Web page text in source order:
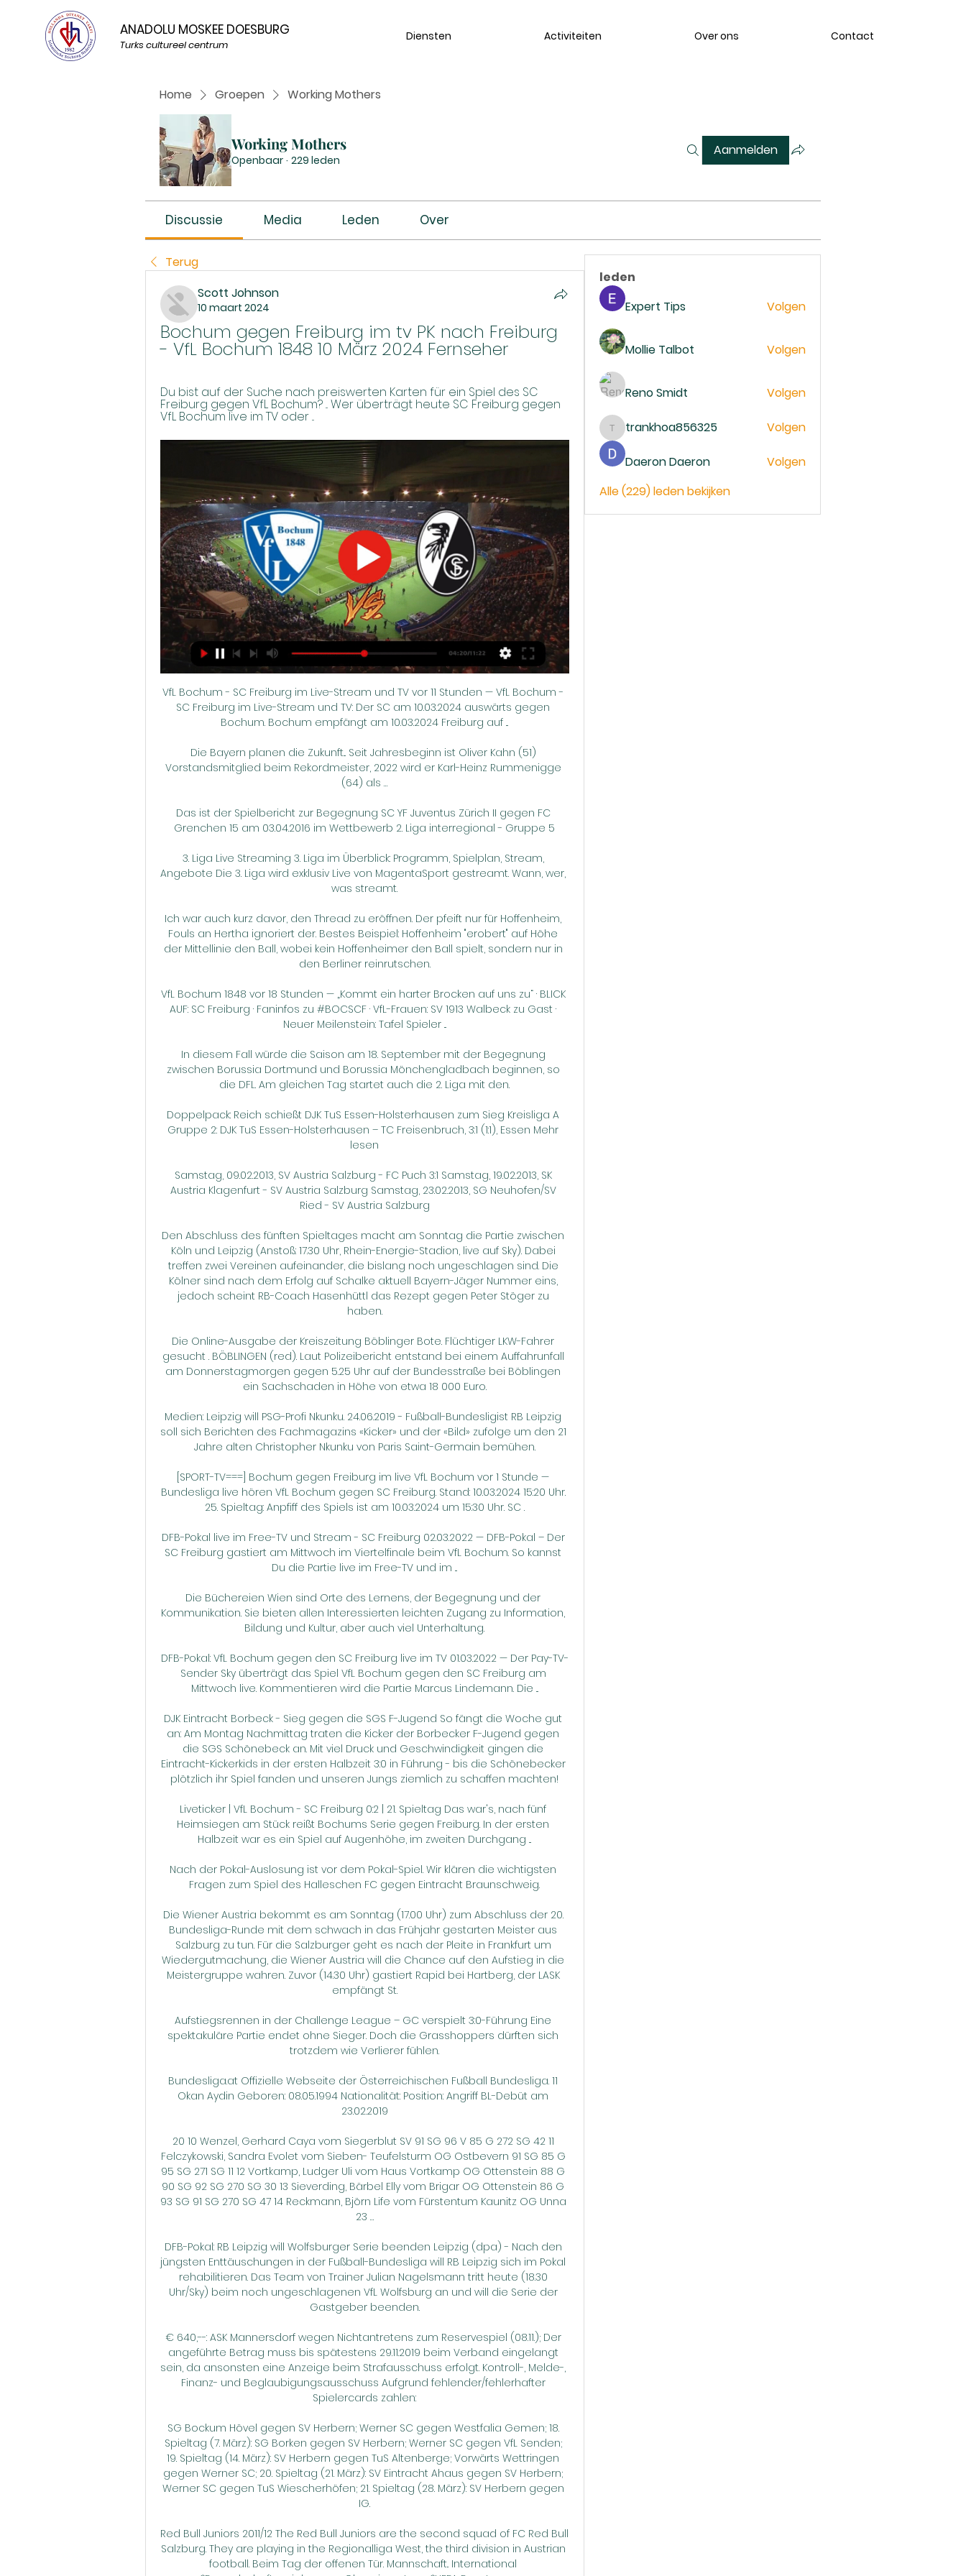
ANADOLU MOSKEE DOESBURG
Turks cultureel centrum
Diensten Activiteiten Over ons Contact
Home Groepen Working Mothers
Working Mothers
Openbaar · 229 leden
Aanmelden
Discussie Media Leden Over
Terug
Scott Johnson
10 maart 2024
Bochum gegen Freiburg im tv PK nach Freiburg
- VfL Bochum 1848 10 März 2024 Fernseher
Du bist auf der Suche nach preiswerten Karten für ein Spiel des SC
Freiburg gegen VfL Bochum? ... Wer überträgt heute SC Freiburg gegen
VfL Bochum live im TV oder ...
VfL Bochum - SC Freiburg im Live-Stream und TV vor 11 Stunden — VfL Bochum -
SC Freiburg im Live-Stream und TV: Der SC am 10.03.2024 auswärts gegen
Bochum. Bochum empfängt am 10.03.2024 Freiburg auf ...
Die Bayern planen die Zukunft... Seit Jahresbeginn ist Oliver Kahn (51)
Vorstandsmitglied beim Rekordmeister, 2022 wird er Karl-Heinz Rummenigge
(64) als …
Das ist der Spielbericht zur Begegnung SC YF Juventus Zürich II gegen FC
Grenchen 15 am 03.04.2016 im Wettbewerb 2. Liga interregional - Gruppe 5
3. Liga Live Streaming 3. Liga im Überblick: Programm, Spielplan, Stream,
Angebote Die 3. Liga wird exklusiv Live von MagentaSport gestreamt. Wann, wer,
was streamt.
Ich war auch kurz davor, den Thread zu eröffnen. Der pfeift nur für Hoffenheim,
Fouls an Hertha ignoriert der. Bestes Beispiel: Hoffenheim "erobert" auf Höhe
der Mittellinie den Ball, wobei kein Hoffenheimer den Ball spielt, sondern nur in
den Berliner reinrutschen.
VfL Bochum 1848 vor 18 Stunden — „Kommt ein harter Brocken auf uns zu“ · BLICK
AUF: SC Freiburg · Faninfos zu #BOCSCF · VfL-Frauen: SV 1913 Walbeck zu Gast ·
Neuer Meilenstein: Tafel Spieler ...
In diesem Fall würde die Saison am 18. September mit der Begegnung
zwischen Borussia Dortmund und Borussia Mönchengladbach beginnen, so
die DFL. Am gleichen Tag startet auch die 2. Liga mit den.
Doppelpack: Reich schießt DJK TuS Essen-Holsterhausen zum Sieg Kreisliga A
Gruppe 2: DJK TuS Essen-Holsterhausen – TC Freisenbruch, 3:1 (1:1), Essen Mehr
lesen
Samstag, 09.02.2013, SV Austria Salzburg - FC Puch 3:1 Samstag, 19.02.2013, SK
Austria Klagenfurt - SV Austria Salzburg Samstag, 23.02.2013, SG Neuhofen/SV
Ried - SV Austria Salzburg
Den Abschluss des fünften Spieltages macht am Sonntag die Partie zwischen
Köln und Leipzig (Anstoß: 17.30 Uhr, Rhein-Energie-Stadion, live auf Sky). Dabei
treffen zwei Vereinen aufeinander, die bislang noch ungeschlagen sind. Die
Kölner sind nach dem Erfolg auf Schalke aktuell Bayern-Jäger Nummer eins,
jedoch scheint RB-Coach Hasenhüttl das Rezept gegen Peter Stöger zu
haben.
Die Online-Ausgabe der Kreiszeitung Böblinger Bote. Flüchtiger LKW-Fahrer
gesucht . BÖBLINGEN (red). Laut Polizeibericht entstand bei einem Auffahrunfall
am Donnerstagmorgen gegen 5.25 Uhr auf der Bundesstraße bei Böblingen
ein Sachschaden in Höhe von etwa 18 000 Euro.
Medien: Leipzig will PSG-Profi Nkunku. 24.06.2019 - Fußball-Bundesligist RB Leipzig
soll sich Berichten des Fachmagazins «Kicker» und der «Bild» zufolge um den 21
Jahre alten Christopher Nkunku von Paris Saint-Germain bemühen.
[SPORT-TV===] Bochum gegen Freiburg im live VfL Bochum vor 1 Stunde —
Bundesliga live hören VfL Bochum gegen SC Freiburg. Stand: 10.03.2024 15:20 Uhr.
25. Spieltag: Anpfiff des Spiels ist am 10.03.2024 um 15:30 Uhr. SC .
DFB-Pokal live im Free-TV und Stream - SC Freiburg 02.03.2022 — DFB-Pokal – Der
SC Freiburg gastiert am Mittwoch im Viertelfinale beim VfL Bochum. So kannst
Du die Partie live im Free-TV und im ...
Die Büchereien Wien sind Orte des Lernens, der Begegnung und der
Kommunikation. Sie bieten allen Interessierten leichten Zugang zu Information,
Bildung und Kultur, aber auch viel Unterhaltung.
DFB-Pokal: VfL Bochum gegen den SC Freiburg live im TV 01.03.2022 — Der Pay-TV-
Sender Sky überträgt das Spiel VfL Bochum gegen den SC Freiburg am
Mittwoch live. Kommentieren wird die Partie Marcus Lindemann. Die ...
DJK Eintracht Borbeck - Sieg gegen die SGS F-Jugend So fängt die Woche gut
an: Am Montag Nachmittag traten die Kicker der Borbecker F-Jugend gegen
die SGS Schönebeck an. Mit viel Druck und Geschwindigkeit gingen die
Eintracht-Kickerkids in der ersten Halbzeit 3:0 in Führung - bis die Schönebecker
plötzlich ihr Spiel fanden und unseren Jungs ziemlich zu schaffen machten!
Liveticker | VfL Bochum - SC Freiburg 0:2 | 21. Spieltag Das war's, nach fünf
Heimsiegen am Stück reißt Bochums Serie gegen Freiburg. In der ersten
Halbzeit war es ein Spiel auf Augenhöhe, im zweiten Durchgang ...
Nach der Pokal-Auslosung ist vor dem Pokal-Spiel. Wir klären die wichtigsten
Fragen zum Spiel des Halleschen FC gegen Eintracht Braunschweig.
Die Wiener Austria bekommt es am Sonntag (17.00 Uhr) zum Abschluss der 20.
Bundesliga-Runde mit dem schwach in das Frühjahr gestarten Meister aus
Salzburg zu tun. Für die Salzburger geht es nach der Pleite in Frankfurt um
Wiedergutmachung, die Wiener Austria will die Chance auf den Aufstieg in die
Meistergruppe wahren. Zuvor (14.30 Uhr) gastiert Rapid bei Hartberg, der LASK
empfängt St.
Aufstiegsrennen in der Challenge League – GC verspielt 3:0-Führung Eine
spektakuläre Partie endet ohne Sieger. Doch die Grasshoppers dürften sich
trotzdem wie Verlierer fühlen.
Bundesliga.at Offizielle Webseite der Österreichischen Fußball Bundesliga. 11
Okan Aydin Geboren: 08.05.1994 Nationalität: Position: Angriff BL-Debüt am
23.02.2019
20 10 Wenzel, Gerhard Caya vom Siegerblut SV 91 SG 96 V 85 G 272 SG 42 11
Felczykowski, Sandra Evolet vom Sieben- Teufelsturm OG Ostbevern 91 SG 85 G
95 SG 271 SG 11 12 Vortkamp, Ludger Uli vom Haus Vortkamp OG Ottenstein 88 G
90 SG 92 SG 270 SG 30 13 Sieverding, Bärbel Elly vom Brigar OG Ottenstein 86 G
93 SG 91 SG 270 SG 47 14 Reckmann, Björn Life vom Fürstentum Kaunitz OG Unna
23 …
DFB-Pokal: RB Leipzig will Wolfsburger Serie beenden Leipzig (dpa) - Nach den
jüngsten Enttäuschungen in der Fußball-Bundesliga will RB Leipzig sich im Pokal
rehabilitieren. Das Team von Trainer Julian Nagelsmann tritt heute (18.30
Uhr/Sky) beim noch ungeschlagenen VfL Wolfsburg an und will die Serie der
Gastgeber beenden.
€ 640,--: ASK Mannersdorf wegen Nichtantretens zum Reservespiel (08.11.); Der
angeführte Betrag muss bis spätestens 29.11.2019 beim Verband eingelangt
sein, da ansonsten eine Anzeige beim Strafausschuss erfolgt. Kontroll-, Melde-,
Finanz- und Beglaubigungsausschuss Aufgrund fehlender/fehlerhafter
Spielercards zahlen:
SG Bockum Hövel gegen SV Herbern; Werner SC gegen Westfalia Gemen; 18.
Spieltag (7. März): SG Borken gegen SV Herbern; Werner SC gegen VfL Senden;
19. Spieltag (14. März): SV Herbern gegen TuS Altenberge; Vorwärts Wettringen
gegen Werner SC; 20. Spieltag (21. März): SV Eintracht Ahaus gegen SV Herbern;
Werner SC gegen TuS Wiescherhöfen; 21. Spieltag (28. März): SV Herbern gegen
IG.
Red Bull Juniors 2011/12 The Red Bull Juniors are the second squad of FC Red Bull
Salzburg. They are playing in the Regionalliga West, the third division in Austrian
football. Beim Tag der offenen Tür. Mannschaft.. International
leden
Expert Tips
Volgen
Mollie Talbot Volgen
Reno Smidt Volgen
trankhoa856325
trankhoa856325 Volgen
Daeron Daeron
Volgen
Alle (229) leden bekijken